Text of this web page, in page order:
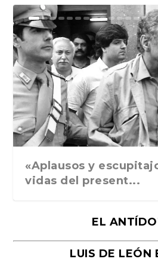
Ground Rules.
«Rafael: Poesía
Bienvenidos al
Georges de La Tour.
Robert Capa: la
«Aplausos y
vidas del present...
EL
LUIS DE LEÓN